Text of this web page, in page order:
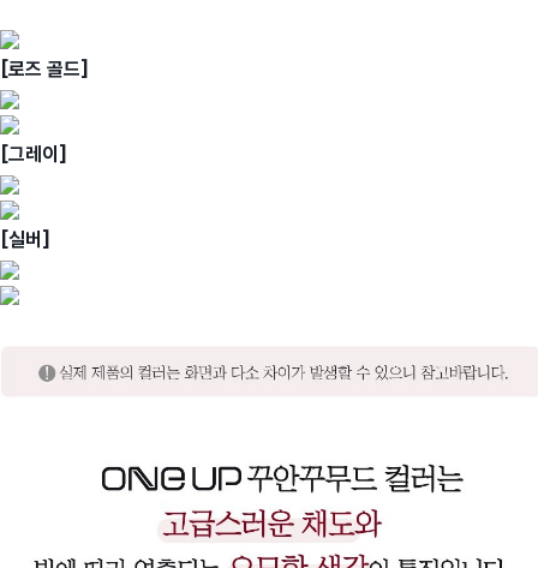
[로즈 골드]
[그레이]
[실버]